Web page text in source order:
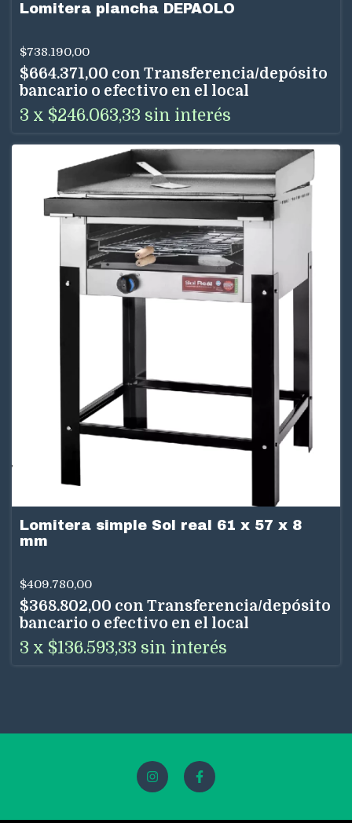
Lomitera plancha DEPAOLO
$738.190,00
$664.371,00 con Transferencia/depósito
bancario o efectivo en el local
3 x $246.063,33 sin interés
Lomitera simple Sol real 61 x 57 x 8
mm
$409.780,00
$368.802,00 con Transferencia/depósito
bancario o efectivo en el local
3 x $136.593,33 sin interés